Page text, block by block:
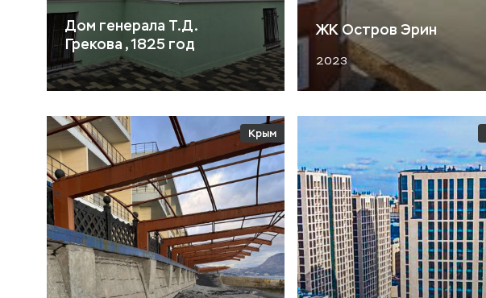
Дом генерала Т.Д.
Грекова , 1825 год
ЖК Остров Эрин
2023
Крым